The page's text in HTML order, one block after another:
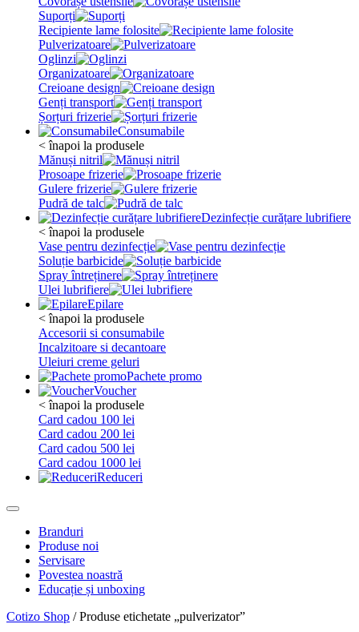
Suporți
Recipiente lame folosite
Pulverizatoare
Oglinzi
Organizatoare
Creioane design
Genți transport
Șorțuri frizerie
Consumabile
< înapoi la produsele
Mănuși nitril
Prosoape frizerie
Gulere frizerie
Pudră de talc
Dezinfecție curățare lubrifiere
< înapoi la produsele
Vase pentru dezinfecție
Soluție barbicide
Spray întreținere
Ulei lubrifiere
Epilare
< înapoi la produsele
Accesorii si consumabile
Incalzitoare si decantoare
Uleiuri creme geluri
Pachete promo
Voucher
< înapoi la produsele
Card cadou 100 lei
Card cadou 200 lei
Card cadou 500 lei
Card cadou 1000 lei
Reduceri
Branduri
Produse noi
Servisare
Povestea noastră
Educație și unboxing
Cotizo Shop / Produse etichetate „pulverizator”